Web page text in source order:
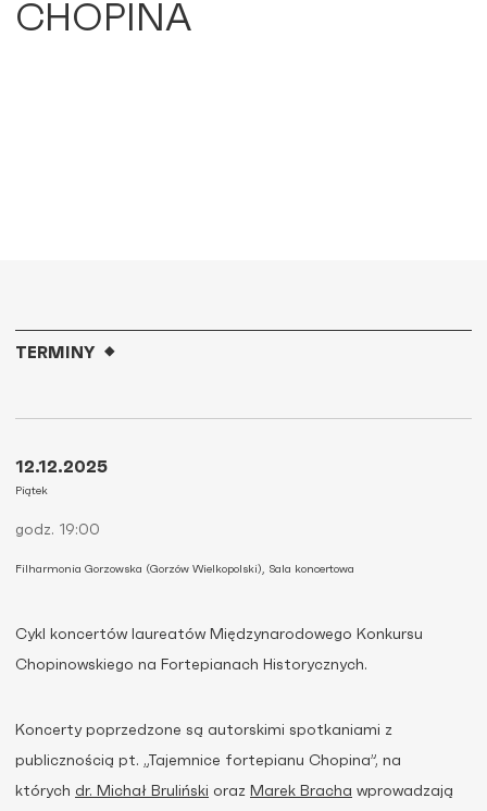
CHOPINA
Cykl koncertów laureatów Międzynarodowego Konkursu
Chopinowskiego na Fortepianach Historycznych.
Koncerty poprzedzone są autorskimi spotkaniami z
publicznością pt. „Tajemnice fortepianu Chopina”, na
których dr. Michał Bruliński oraz Marek Bracha wprowadzają
TERMINY
12.12.2025
Piątek
godz. 19:00
Filharmonia Gorzowska (Gorzów Wielkopolski), Sala koncertowa